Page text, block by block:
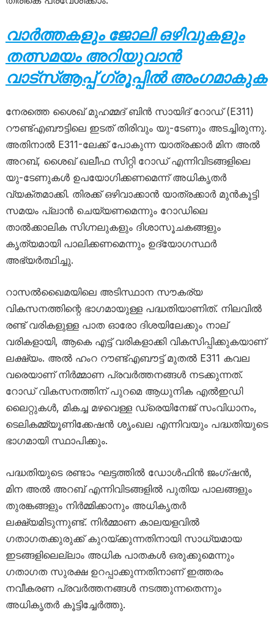
വാർത്തകളും ജോലി ഒഴിവുകളും
തത്സമയം അറിയുവാൻ
വാട്സ്ആപ്പ് ഗ്രൂപ്പിൽ അംഗമാകുക
നേരത്തെ ശൈഖ് മുഹമ്മദ് ബിൻ സായിദ് റോഡ് (E311)
റൗണ്ട്എബൗട്ടിലെ ഇടത് തിരിവും യു-ടേണും അടച്ചിരുന്നു.
അതിനാൽ E311-ലേക്ക് പോകുന്ന യാത്രക്കാർ മിന അൽ
അറബ്, ശൈഖ് ഖലീഫ സിറ്റി റോഡ് എന്നിവിടങ്ങളിലെ
യു-ടേണുകൾ ഉപയോഗിക്കണമെന്ന് അധികൃതർ
വ്യക്തമാക്കി. തിരക്ക് ഒഴിവാക്കാൻ യാത്രക്കാർ മുൻകൂട്ടി
സമയം പ്ലാൻ ചെയ്യണമെന്നും റോഡിലെ
താൽക്കാലിക സിഗ്നലുകളും ദിശാസൂചകങ്ങളും
കൃത്യമായി പാലിക്കണമെന്നും ഉദ്യോഗസ്ഥർ
അഭ്യർത്ഥിച്ചു.
റാസൽഖൈമയിലെ അടിസ്ഥാന സൗകര്യ
വികസനത്തിന്റെ ഭാഗമായുള്ള പദ്ധതിയാണിത്. നിലവിൽ
രണ്ട് വരികളുള്ള പാത ഓരോ ദിശയിലേക്കും നാല്
വരികളായി, ആകെ എട്ട് വരികളാക്കി വികസിപ്പിക്കുകയാണ്
ലക്ഷ്യം. അൽ ഹംറ റൗണ്ട്എബൗട്ട് മുതൽ E311 കവല
വരെയാണ് നിർമ്മാണ പ്രവർത്തനങ്ങൾ നടക്കുന്നത്.
റോഡ് വികസനത്തിന് പുറമെ ആധുനിക എൽഇഡി
ലൈറ്റുകൾ, മികച്ച മഴവെള്ള ഡ്രെയിനേജ് സംവിധാനം,
ടെലികമ്മ്യൂണിക്കേഷൻ ശൃംഖല എന്നിവയും പദ്ധതിയുടെ
ഭാഗമായി സ്ഥാപിക്കും.
പദ്ധതിയുടെ രണ്ടാം ഘട്ടത്തിൽ ഡോൾഫിൻ ജംഗ്ഷൻ,
മിന അൽ അറബ് എന്നിവിടങ്ങളിൽ പുതിയ പാലങ്ങളും
തുരങ്കങ്ങളും നിർമ്മിക്കാനും അധികൃതർ
ലക്ഷ്യമിടുന്നുണ്ട്. നിർമ്മാണ കാലയളവിൽ
ഗതാഗതക്കുരുക്ക് കുറയ്ക്കുന്നതിനായി സാധ്യമായ
ഇടങ്ങളിലെല്ലാം അധിക പാതകൾ ഒരുക്കുമെന്നും
ഗതാഗത സുരക്ഷ ഉറപ്പാക്കുന്നതിനാണ് ഇത്തരം
നവീകരണ പ്രവർത്തനങ്ങൾ നടത്തുന്നതെന്നും
അധികൃതർ കൂട്ടിച്ചേർത്തു.